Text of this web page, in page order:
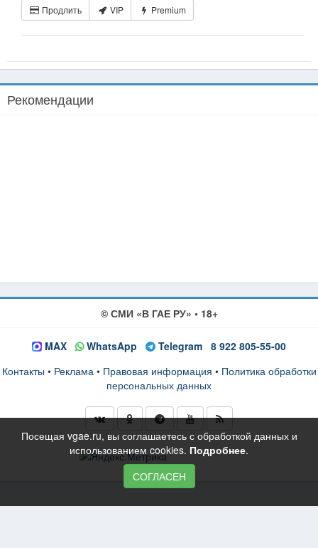
Продлить VIP Premium
Рекомендации
© СМИ «В ГАЕ РУ» • 18+
MAX WhatsApp Telegram 8 922 805-55-00
Контакты • Реклама• Правовая информация • Политика обработки
персональных данных
Посещая vgae.ru, вы соглашаетесь с обработкой данных и
использованием cookies. Подробнее.
СОГЛАСЕН